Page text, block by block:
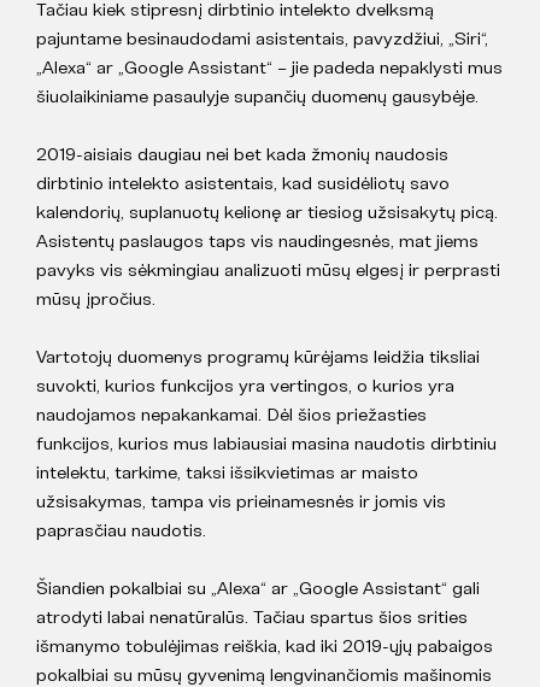
Tačiau kiek stipresnį dirbtinio intelekto dvelksmą
pajuntame besinaudodami asistentais, pavyzdžiui, „Siri“,
„Alexa“ ar „Google Assistant“ – jie padeda nepaklysti mus
šiuolaikiniame pasaulyje supančių duomenų gausybėje.
2019-aisiais daugiau nei bet kada žmonių naudosis
dirbtinio intelekto asistentais, kad susidėliotų savo
kalendorių, suplanuotų kelionę ar tiesiog užsisakytų picą.
Asistentų paslaugos taps vis naudingesnės, mat jiems
pavyks vis sėkmingiau analizuoti mūsų elgesį ir perprasti
mūsų įpročius.
Vartotojų duomenys programų kūrėjams leidžia tiksliai
suvokti, kurios funkcijos yra vertingos, o kurios yra
naudojamos nepakankamai. Dėl šios priežasties
funkcijos, kurios mus labiausiai masina naudotis dirbtiniu
intelektu, tarkime, taksi išsikvietimas ar maisto
užsisakymas, tampa vis prieinamesnės ir jomis vis
paprasčiau naudotis.
Šiandien pokalbiai su „Alexa“ ar „Google Assistant“ gali
atrodyti labai nenatūralūs. Tačiau spartus šios srities
išmanymo tobulėjimas reiškia, kad iki 2019-ųjų pabaigos
pokalbiai su mūsų gyvenimą lengvinančiomis mašinomis